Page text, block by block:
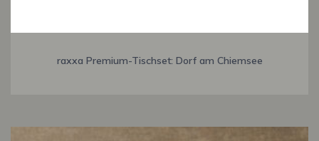
raxxa Premium-Tischset: Dorf am Chiemsee